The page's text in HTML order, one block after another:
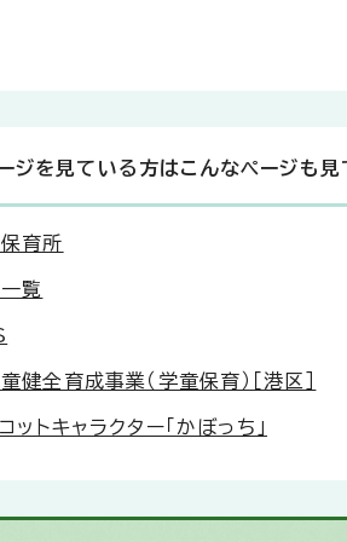
ジを見ている方はこんなページも見
育所
覧
健全育成事業（学童保育）［港区］
ットキャラクター「かぼっち」